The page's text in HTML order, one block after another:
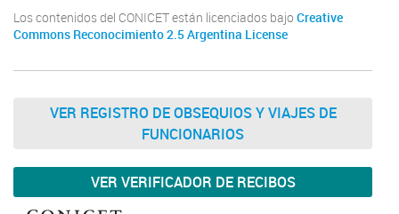
Los contenidos del CONICET están licenciados bajo Creative
Commons Reconocimiento 2.5 Argentina License
VER REGISTRO DE OBSEQUIOS Y VIAJES DE
FUNCIONARIOS
VER VERIFICADOR DE RECIBOS